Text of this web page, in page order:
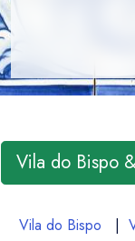
Vila do Bispo
Vila do Bispo |